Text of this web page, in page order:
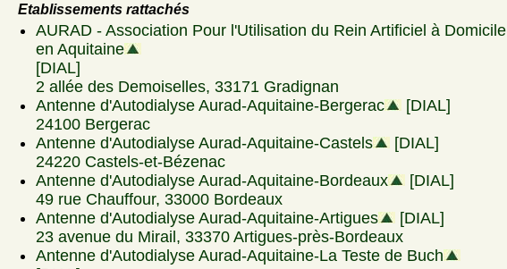
Etablissements rattachés
AURAD - Association Pour l'Utilisation du Rein Artificiel à Domicile
en Aquitaine
[DIAL]
2 allée des Demoiselles, 33171 Gradignan
Antenne d'Autodialyse Aurad-Aquitaine-Bergerac
[DIAL]
24100 Bergerac
Antenne d'Autodialyse Aurad-Aquitaine-Castels
[DIAL]
24220 Castels-et-Bézenac
Antenne d'Autodialyse Aurad-Aquitaine-Bordeaux
[DIAL]
49 rue Chauffour, 33000 Bordeaux
Antenne d'Autodialyse Aurad-Aquitaine-Artigues
[DIAL]
23 avenue du Mirail, 33370 Artigues-près-Bordeaux
Antenne d'Autodialyse Aurad-Aquitaine-La Teste de Buch